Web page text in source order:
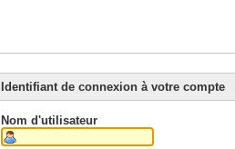
Identifiant de connexion à votre compte
Nom d'utilisateur